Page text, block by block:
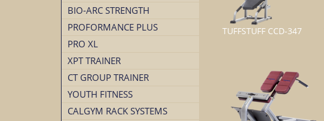
BIO-ARC STRENGTH
PROFORMANCE PLUS
PRO XL
XPT TRAINER
CT GROUP TRAINER
YOUTH FITNESS
CALGYM RACK SYSTEMS
TUFFSTUFF CCD-347